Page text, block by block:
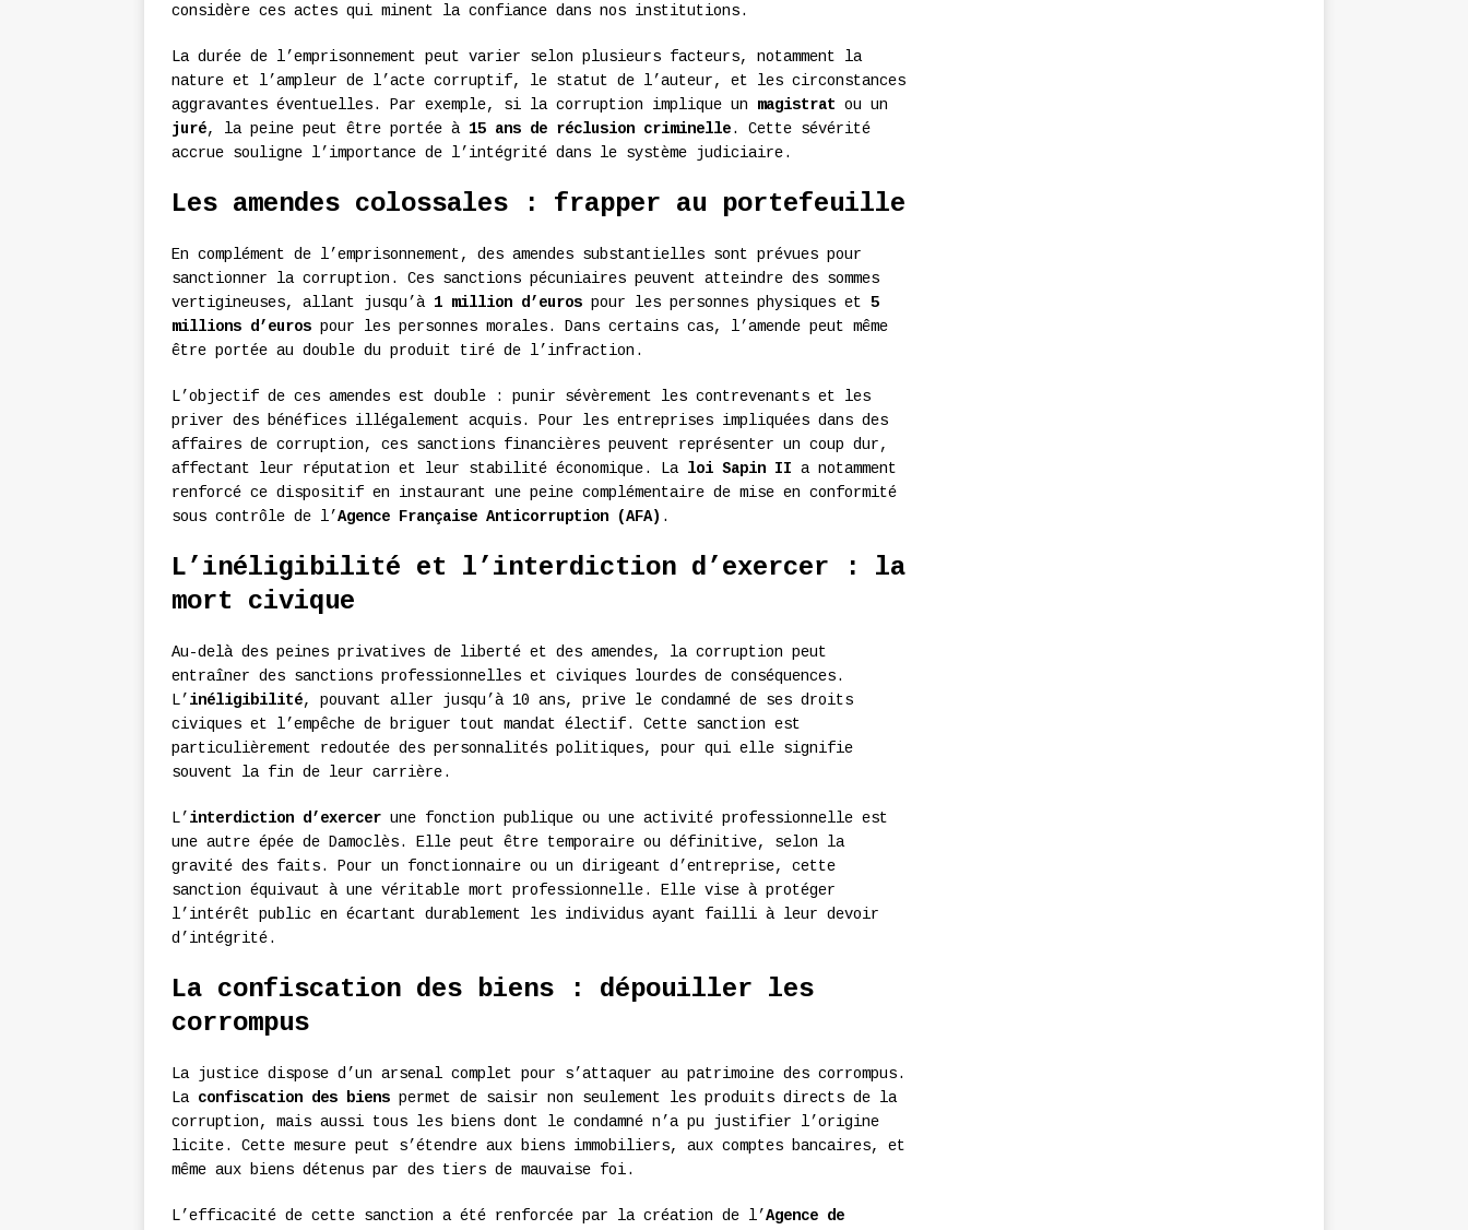
considère ces actes qui minent la confiance dans nos institutions.
La durée de l’emprisonnement peut varier selon plusieurs facteurs, notamment la
nature et l’ampleur de l’acte corruptif, le statut de l’auteur, et les circonstances
aggravantes éventuelles. Par exemple, si la corruption implique un magistrat ou un
juré, la peine peut être portée à 15 ans de réclusion criminelle. Cette sévérité
accrue souligne l’importance de l’intégrité dans le système judiciaire.
Les amendes colossales : frapper au portefeuille
En complément de l’emprisonnement, des amendes substantielles sont prévues pour
sanctionner la corruption. Ces sanctions pécuniaires peuvent atteindre des sommes
vertigineuses, allant jusqu’à 1 million d’euros pour les personnes physiques et 5
millions d’euros pour les personnes morales. Dans certains cas, l’amende peut même
être portée au double du produit tiré de l’infraction.
L’objectif de ces amendes est double : punir sévèrement les contrevenants et les
priver des bénéfices illégalement acquis. Pour les entreprises impliquées dans des
affaires de corruption, ces sanctions financières peuvent représenter un coup dur,
affectant leur réputation et leur stabilité économique. La loi Sapin II a notamment
renforcé ce dispositif en instaurant une peine complémentaire de mise en conformité
sous contrôle de l’Agence Française Anticorruption (AFA) .
L’inéligibilité et l’interdiction d’exercer : la
mort civique
Au-delà des peines privatives de liberté et des amendes, la corruption peut
entraîner des sanctions professionnelles et civiques lourdes de conséquences.
L’ inéligibilité, pouvant aller jusqu’à 10 ans, prive le condamné de ses droits
civiques et l’empêche de briguer tout mandat électif. Cette sanction est
particulièrement redoutée des personnalités politiques, pour qui elle signifie
souvent la fin de leur carrière.
L’ interdiction d’exercer une fonction publique ou une activité professionnelle est
une autre épée de Damoclès. Elle peut être temporaire ou définitive, selon la
gravité des faits. Pour un fonctionnaire ou un dirigeant d’entreprise, cette
sanction équivaut à une véritable mort professionnelle. Elle vise à protéger
l’intérêt public en écartant durablement les individus ayant failli à leur devoir
d’intégrité.
La confiscation des biens : dépouiller les
corrompus
La justice dispose d’un arsenal complet pour s’attaquer au patrimoine des corrompus.
La confiscation des biens permet de saisir non seulement les produits directs de la
corruption, mais aussi tous les biens dont le condamné n’a pu justifier l’origine
licite. Cette mesure peut s’étendre aux biens immobiliers, aux comptes bancaires, et
même aux biens détenus par des tiers de mauvaise foi.
L’efficacité de cette sanction a été renforcée par la création de l’Agence de